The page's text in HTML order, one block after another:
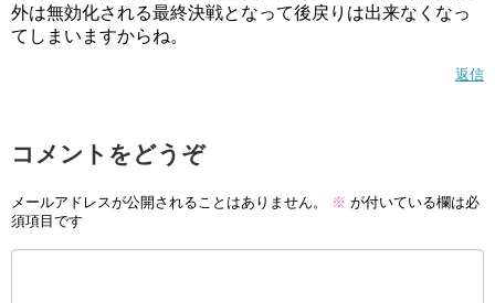
外は無効化される最終決戦となって後戻りは出来なくなっ
てしまいますからね。
返信
コメントをどうぞ
メールアドレスが公開されることはありません。 ※ が付いている欄は必
須項目です